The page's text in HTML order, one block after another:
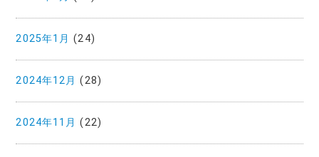
2025年1月 (24)
2024年12月 (28)
2024年11月 (22)